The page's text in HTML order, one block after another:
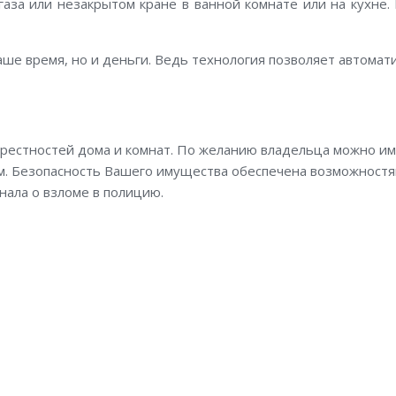
или незакрытом кране в ванной комнате или на
время, но и деньги. Ведь технология позволяет
дома и комнат. По желанию владельца можно
Вашего имущества обеспечена
о взломе в полицию.